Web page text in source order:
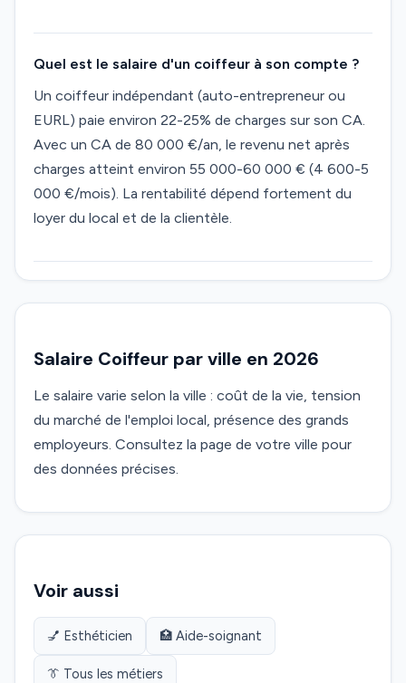
Quel est le salaire d'un coiffeur à son compte ?
Un coiffeur indépendant (auto-entrepreneur ou
EURL) paie environ 22-25% de charges sur son CA.
Avec un CA de 80 000 €/an, le revenu net après
charges atteint environ 55 000-60 000 € (4 600-5
000 €/mois). La rentabilité dépend fortement du
loyer du local et de la clientèle.
Salaire Coiffeur par ville en 2026
Le salaire varie selon la ville : coût de la vie, tension
du marché de l'emploi local, présence des grands
employeurs. Consultez la page de votre ville pour
des données précises.
Voir aussi
💅 Esthéticien 🏥 Aide-soignant
👔 Tous les métiers